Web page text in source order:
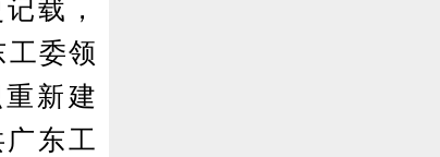
载，
委领
新建
东工